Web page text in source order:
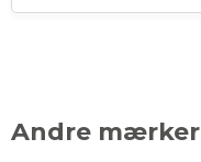
Andre mærker